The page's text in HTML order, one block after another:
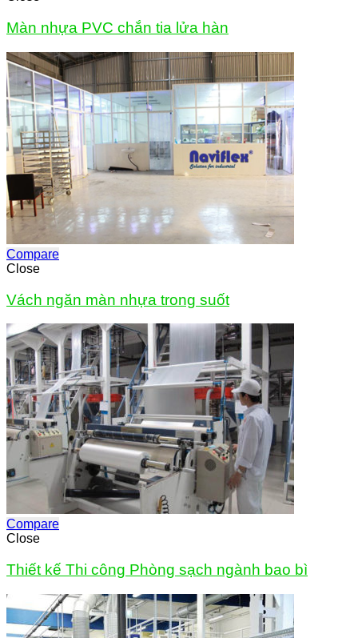
Màn nhựa PVC chắn tia lửa hàn
Compare
Close
Vách ngăn màn nhựa trong suốt
Compare
Close
Thiết kế Thi công Phòng sạch ngành bao bì